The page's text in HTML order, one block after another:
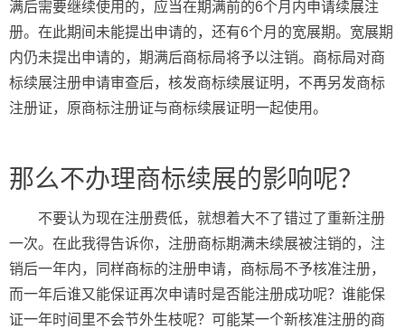
满后需要继续使用的，应当在期满前的6个月内申请续展注
册。在此期间未能提出申请的，还有6个月的宽展期。宽展期
内仍未提出申请的，期满后商标局将予以注销。商标局对商
标续展注册申请审查后，核发商标续展证明，不再另发商标
注册证，原商标注册证与商标续展证明一起使用。
那么不办理商标续展的影响呢？
不要认为现在注册费低，就想着大不了错过了重新注册
一次。在此我得告诉你，注册商标期满未续展被注销的，注
销后一年内，同样商标的注册申请，商标局不予核准注册，
而一年后谁又能保证再次申请时是否能注册成功呢？谁能保
证一年时间里不会节外生枝呢？可能某一个新核准注册的商